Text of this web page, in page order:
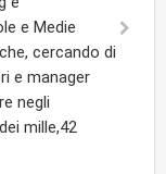
e Medie
cercando di
e manager
negli
mille,42